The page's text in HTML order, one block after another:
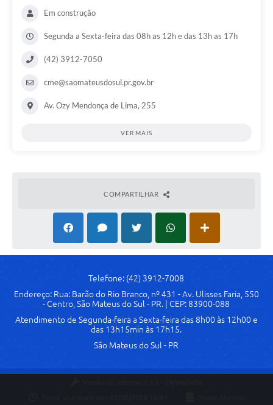
Em construção
Segunda a Sexta-feira das 08h as 12h e das 13h as 17h
(42) 3912-7050
cme@saomateusdosul.pr.gov.br
Av. Ozy Mendonça de Lima, 255
VER MAIS
COMPARTILHAR
Telefone: (42) 3912-7008
Endereço: Rua: Barão do Rio Branco, nº 431 - Av. Ulisses Faria, 550
- Centro, São Mateus do Sul - PR. | CEP: 83900-088
Atendimento de Segunda-feira a Sexta-feira das 8h00 às 12h00 e
das 13h15min às 17h15.
São Mateus do Sul - PR